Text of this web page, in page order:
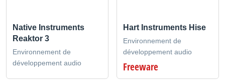
Native Instruments
Reaktor 3
Environnement de
développement audio
Hart Instruments Hise
Environnement de
développement audio
Freeware